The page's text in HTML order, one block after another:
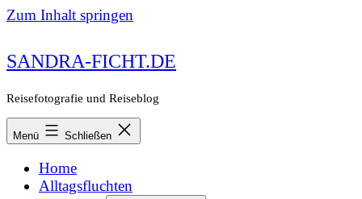
Zum Inhalt springen
SANDRA-FICHT.DE
Reisefotografie und Reiseblog
Menü Schließen
Home
Alltagsfluchten